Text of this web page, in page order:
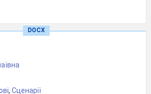
-
DOCX
, Сценарії